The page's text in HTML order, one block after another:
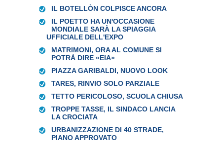
IL BOTELLÒN COLPISCE ANCORA
IL POETTO HA UN'OCCASIONE
MONDIALE SARÀ LA SPIAGGIA
UFFICIALE DELL'EXPO
MATRIMONI, ORA AL COMUNE SI
POTRÀ DIRE «EIA»
PIAZZA GARIBALDI, NUOVO LOOK
TARES, RINVIO SOLO PARZIALE
TETTO PERICOLOSO, SCUOLA CHIUSA
TROPPE TASSE, IL SINDACO LANCIA
LA CROCIATA
URBANIZZAZIONE DI 40 STRADE,
PIANO APPROVATO